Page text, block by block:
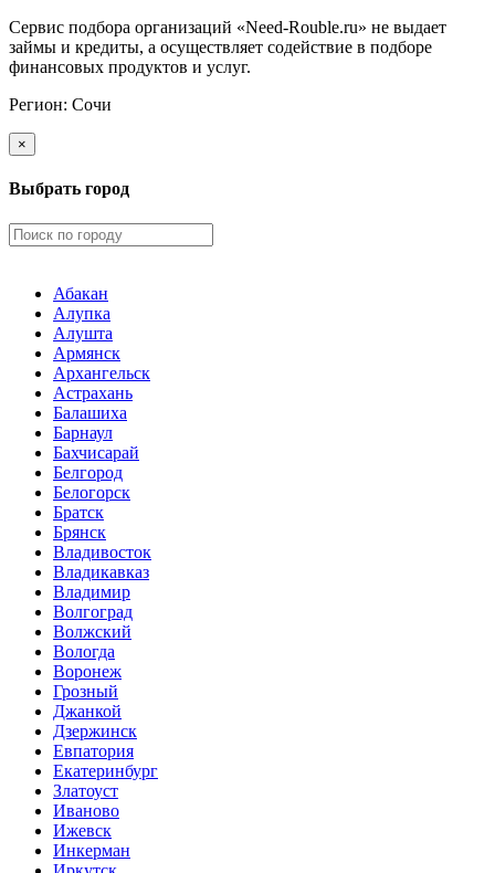
Сервис подбора организаций «Need-Rouble.ru» не выдает
займы и кредиты, а осуществляет содействие в подборе
финансовых продуктов и услуг.
Регион: Сочи
×
Выбрать город
Абакан
Алупка
Алушта
Армянск
Архангельск
Астрахань
Балашиха
Барнаул
Бахчисарай
Белгород
Белогорск
Братск
Брянск
Владивосток
Владикавказ
Владимир
Волгоград
Волжский
Вологда
Воронеж
Грозный
Джанкой
Дзержинск
Евпатория
Екатеринбург
Златоуст
Иваново
Ижевск
Инкерман